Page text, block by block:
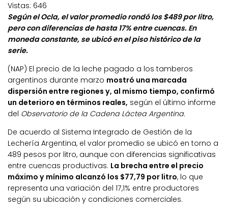
Vistas: 646
Según el Ocla, el valor promedio rondó los $489 por litro,
pero con diferencias de hasta 17% entre cuencas. En
moneda constante, se ubicó en el piso histórico de la
serie.
(NAP) El precio de la leche pagado a los tamberos
argentinos durante marzo mostró una marcada
dispersión entre regiones y, al mismo tiempo, confirmó
un deterioro en términos reales, según el último informe
del Observatorio de la Cadena Láctea Argentina.
De acuerdo al Sistema Integrado de Gestión de la
Lechería Argentina, el valor promedio se ubicó en torno a
489 pesos por litro, aunque con diferencias significativas
entre cuencas productivas. La brecha entre el precio
máximo y mínimo alcanzó los $77,79 por litro, lo que
representa una variación del 17,1% entre productores
según su ubicación y condiciones comerciales.